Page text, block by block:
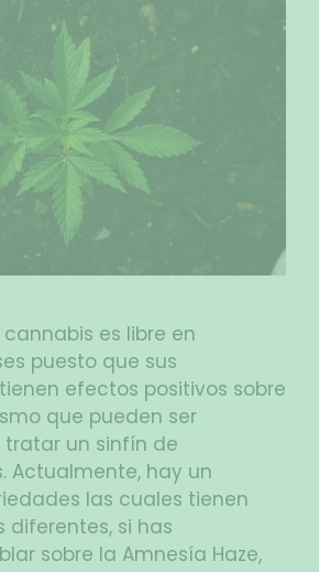
es libre en
puesto que sus
efectos positivos sobre
que pueden ser
un sinfín de
Actualmente, hay un
las cuales tienen
si has
sobre la Amnesía Haze,